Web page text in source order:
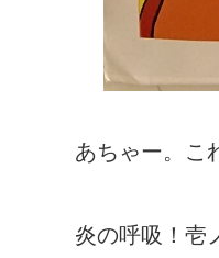
あちゃー。こ
炎の呼吸！壱